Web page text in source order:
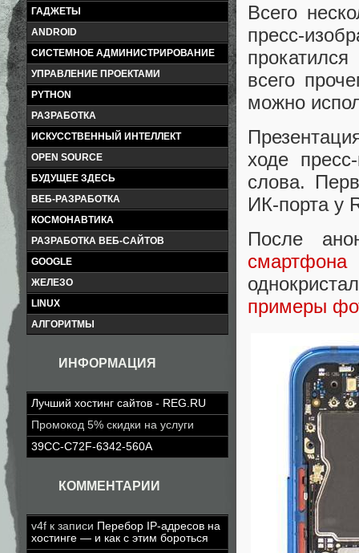
ГАДЖЕТЫ
ANDROID
СИСТЕМНОЕ АДМИНИСТРИРОВАНИЕ
УПРАВЛЕНИЕ ПРОЕКТАМИ
PYTHON
РАЗРАБОТКА
ИСКУССТВЕННЫЙ ИНТЕЛЛЕКТ
OPEN SOURCE
БУДУЩЕЕ ЗДЕСЬ
ВЕБ-РАЗРАБОТКА
КОСМОНАВТИКА
РАЗРАБОТКА ВЕБ-САЙТОВ
GOOGLE
ЖЕЛЕЗО
LINUX
АЛГОРИТМЫ
ИНФОРМАЦИЯ
Лучший хостинг сайтов - REG.RU
Промокод 5% скидки на услуги
39CC-C72F-6342-560A
КОММЕНТАРИИ
v4f к записи Перебор IP-адресов на
хостинге — и как с этим бороться
Всего
пресс-
всего
можно
ходе
слова.
ИК-порта у
После
смартфона
примеры